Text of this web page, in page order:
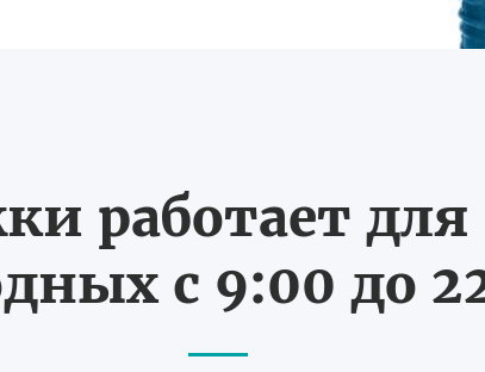
работает для
с 9:00 до